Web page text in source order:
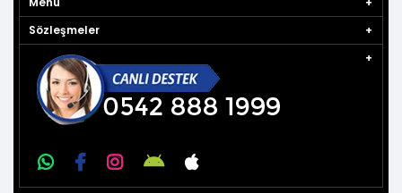
Sözleşmeler